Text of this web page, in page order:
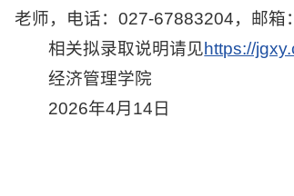
老师，电话：027-67883204，邮箱：
相关拟录取说明请见https://
经济管理学院
2026年4月14日